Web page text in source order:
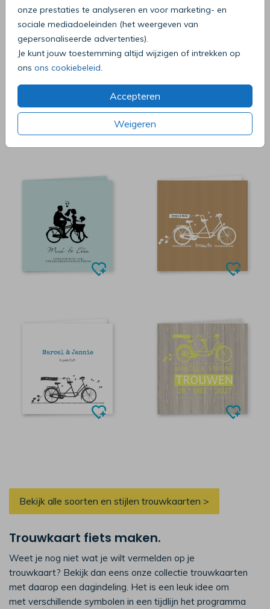
onze prestaties te analyseren en voor marketing- en
sociale mediadoeleinden (het weergeven van
gepersonaliseerde advertenties).
Je kunt jouw toestemming altijd wijzigen of intrekken op
ons ons cookiebeleid
Accepteren
Weigeren
Bekijk alle soorten en stijlen trouwkaarten >
Trouwkaart fiets maken.
Weet je nog niet wat je wilt vermelden op je
trouwkaart? Bekijk dan eens onze collectie trouwkaarten
met daarop een dagindeling. Het is een leuk idee om
met verschillende symbolen in een tijdlijn het programma